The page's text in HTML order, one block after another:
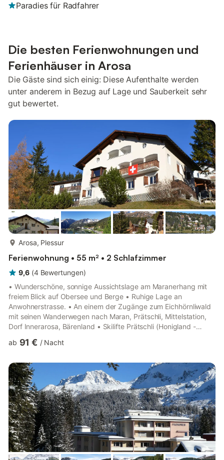
Paradies für Radfahrer
Die besten Ferienwohnungen und
Ferienhäuser in Arosa
Die Gäste sind sich einig: Diese Aufenthalte werden
unter anderem in Bezug auf Lage und Sauberkeit sehr
gut bewertet.
Arosa, Plessur
Ferienwohnung • 55 m² • 2 Schlafzimmer
9,6 (4 Bewertungen)
• Wunderschöne, sonnige Aussichtslage am Maranerhang mit
freiem Blick auf Obersee und Berge • Ruhige Lage an
Anwohnerstrasse. • An einem der Zugänge zum Eichhörnliwald
mit seinen Wanderwegen nach Maran, Prätschli, Mittelstation,
Dorf Innerarosa, Bärenland • Skilifte Prätschli (Honigland -
3 Stationen) erreichbar. • Heimfahrtspiste 50 m entfernt. •
Bus (2 Busstationen). • Bushaltestelle Seehalda in nächster
Nähe (ca. 3 Min.). • Einkauf im Dorf/Obersee (Post, Bank...
ab 91 € / Nacht